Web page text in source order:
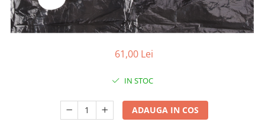
61,00 Lei
IN STOC
ADAUGA IN COS